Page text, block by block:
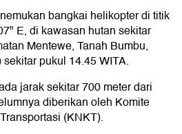
bangkai helikopter di titik
E, di kawasan hutan sekitar
Mentewe, Tanah Bumbu,
pukul 14.45 WITA.
jarak sekitar 700 meter dari
diberikan oleh Komite
(KNKT).